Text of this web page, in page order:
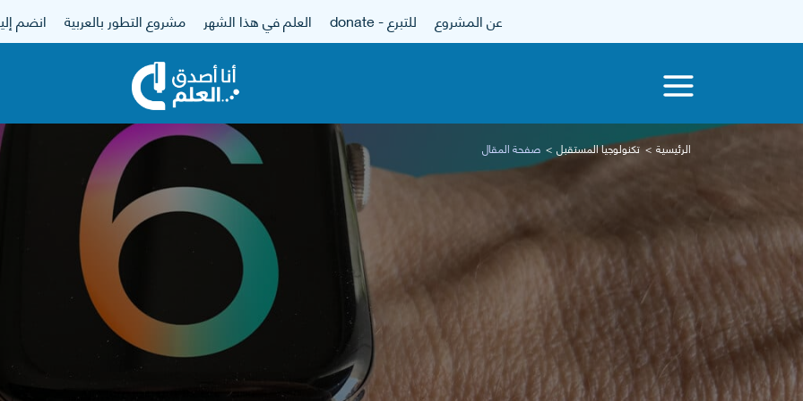
عن المشروع للتبرع - donate العلم في هذا الشهر مشروع التطور بالعربية انضم
الرئيسية تكنولوجيا المستقبل صفحة المقال